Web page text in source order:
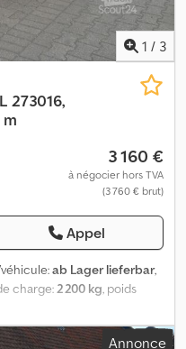
technique inclus, délai de
1 / 3
273016,
m
3 160 €
à négocier hors TVA
(3 760 € brut)
Appel
ab Lager lieferbar,
charge:2 200 kg, poids
de l’espace de
de chargement:300
Annonce